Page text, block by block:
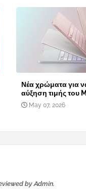
Νέα χρώματα για
αύξηση τιμής του
May 07, 2026
by Admin.